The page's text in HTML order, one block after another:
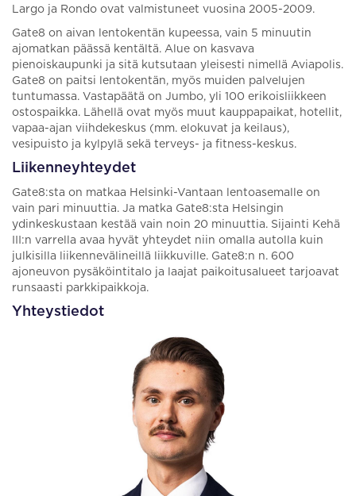
Largo ja Rondo ovat valmistuneet vuosina 2005-2009.
Gate8 on aivan lentokentän kupeessa, vain 5 minuutin
ajomatkan päässä kentältä. Alue on kasvava
pienoiskaupunki ja sitä kutsutaan yleisesti nimellä Aviapolis.
Gate8 on paitsi lentokentän, myös muiden palvelujen
tuntumassa. Vastapäätä on Jumbo, yli 100 erikoisliikkeen
ostospaikka. Lähellä ovat myös muut kauppapaikat, hotellit,
vapaa-ajan viihdekeskus (mm. elokuvat ja keilaus),
vesipuisto ja kylpylä sekä terveys- ja fitness-keskus.
Liikenneyhteydet
Gate8:sta on matkaa Helsinki-Vantaan lentoasemalle on
vain pari minuuttia. Ja matka Gate8:sta Helsingin
ydinkeskustaan kestää vain noin 20 minuuttia. Sijainti Kehä
III:n varrella avaa hyvät yhteydet niin omalla autolla kuin
julkisilla liikennevälineillä liikkuville. Gate8:n n. 600
ajoneuvon pysäköintitalo ja laajat paikoitusalueet tarjoavat
runsaasti parkkipaikkoja.
Yhteystiedot